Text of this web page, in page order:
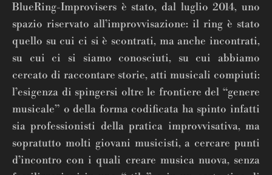
BlueRing-Improvisers è stato, dal luglio 2014, uno
spazio riservato all’improvvisazione: il ring è stato
quello su cui ci si è scontrati, ma anche incontrati,
su cui ci si siamo conosciuti, su cui abbiamo
cercato di raccontare storie, atti musicali compiuti:
l’esigenza di spingersi oltre le frontiere del “genere
musicale” o della forma codificata ha spinto infatti
sia professionisti della pratica improvvisativa, ma
sopratutto molti giovani musicisti, a cercare punti
d’incontro con i quali creare musica nuova, senza